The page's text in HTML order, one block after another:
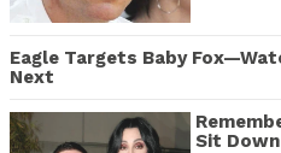
Eagle Targets Baby
Next
Sit Down